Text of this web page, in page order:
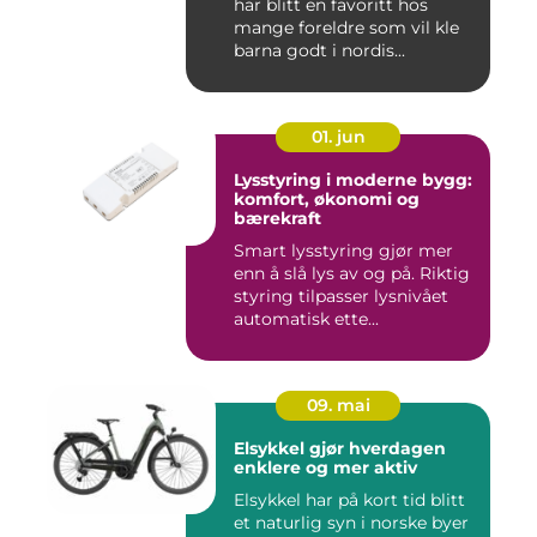
har blitt en favoritt hos
mange foreldre som vil kle
barna godt i nordis...
01. jun
Lysstyring i moderne bygg:
komfort, økonomi og
bærekraft
Smart lysstyring gjør mer
enn å slå lys av og på. Riktig
styring tilpasser lysnivået
automatisk ette...
09. mai
Elsykkel gjør hverdagen
enklere og mer aktiv
Elsykkel har på kort tid blitt
et naturlig syn i norske byer